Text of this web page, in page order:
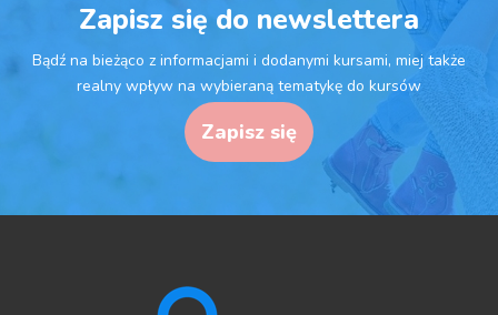
Zapisz się do newslettera
Bądź na bieżąco z informacjami i dodanymi kursami, miej także
realny wpływ na wybieraną tematykę do kursów
Zapisz się